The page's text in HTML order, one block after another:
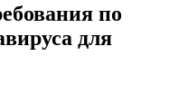
по
для